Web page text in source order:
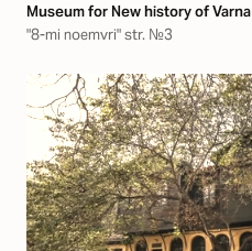
Museum for New history of Varna
"8-mi noemvri" str. №3